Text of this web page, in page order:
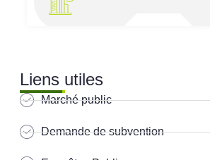
Liens utiles
Marché public
Demande de subvention